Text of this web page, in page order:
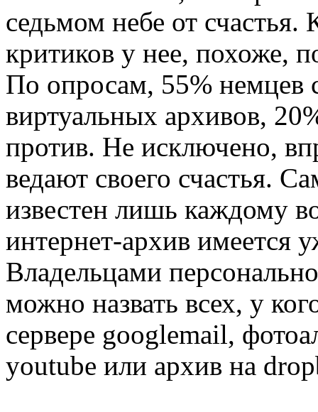
седьмом небе от счастья.
критиков у нее, похоже,
По опросам, 55% немцев
виртуальных архивов,
против. Не исключено,
ведают своего счастья.
известен лишь каждому
интернет-архив имеется
Владельцами
можно назвать всех, у
сервере googlemail,
youtube или архив на